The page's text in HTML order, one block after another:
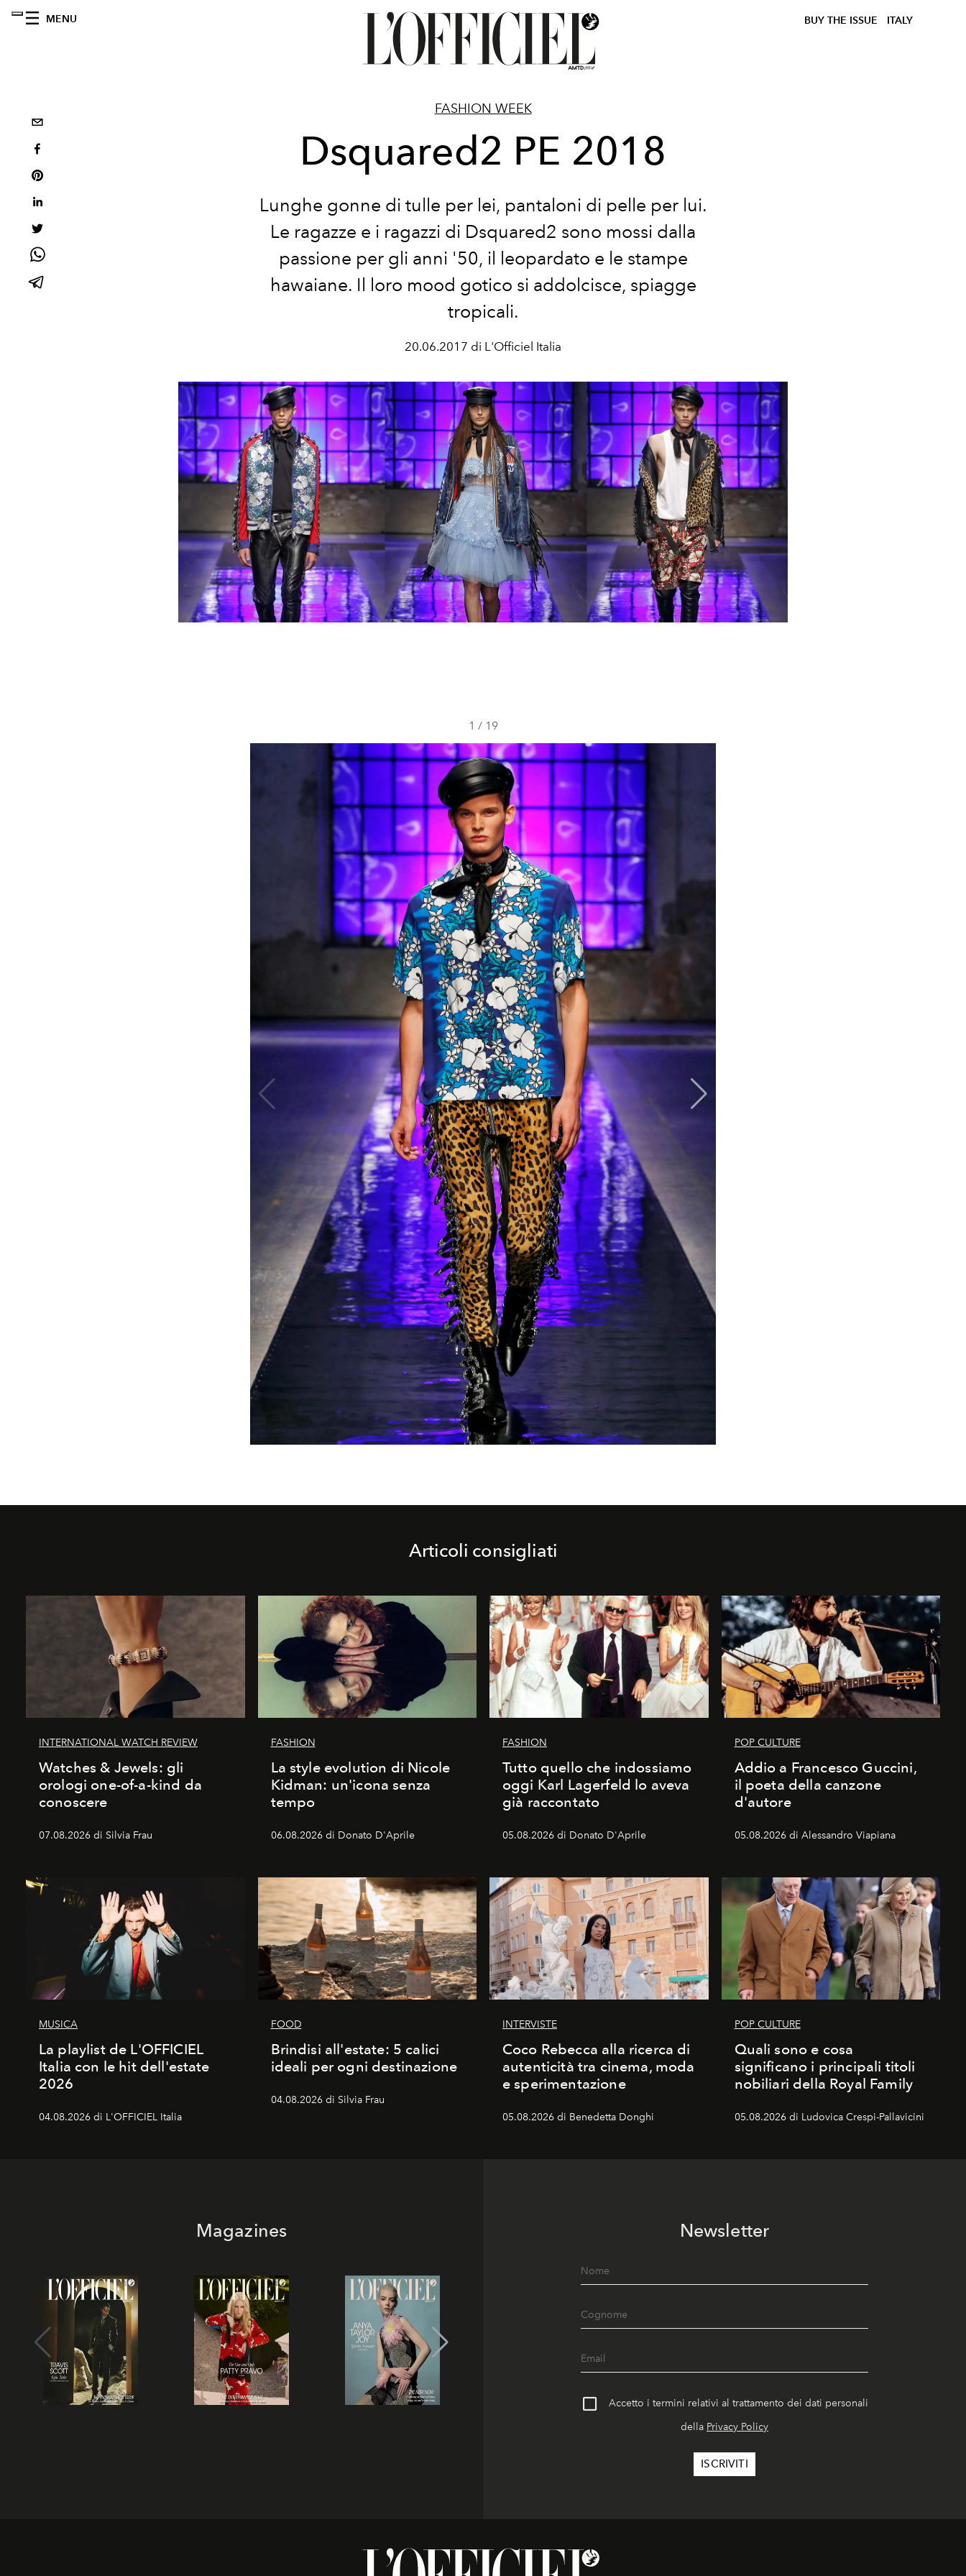
MENU BUY THE ISSUE ITALY
FASHION WEEK
Dsquared2 PE 2018
Lunghe gonne di tulle per lei, pantaloni di pelle per lui.
Le ragazze e i ragazzi di Dsquared2 sono mossi dalla
passione per gli anni '50, il leopardato e le stampe
hawaiane. Il loro mood gotico si addolcisce, spiagge
tropicali.
20.06.2017 di L'Officiel Italia
1 / 19
Articoli consigliati
INTERNATIONAL WATCH REVIEW
Watches & Jewels: gli
orologi one-of-a-kind da
conoscere
07.08.2026 di Silvia Frau
FASHION
La style evolution di Nicole
Kidman: un'icona senza
tempo
06.08.2026 di Donato D'Aprile
FASHION
Tutto quello che indossiamo
oggi Karl Lagerfeld lo aveva
già raccontato
05.08.2026 di Donato D'Aprile
POP CULTURE
Addio a Francesco Guccini,
il poeta della canzone
d'autore
05.08.2026 di Alessandro Viapiana
MUSICA
La playlist de L'OFFICIEL
Italia con le hit dell'estate
2026
04.08.2026 di L'OFFICIEL Italia
FOOD
Brindisi all'estate: 5 calici
ideali per ogni destinazione
04.08.2026 di Silvia Frau
INTERVISTE
Coco Rebecca alla ricerca di
autenticità tra cinema, moda
e sperimentazione
05.08.2026 di Benedetta Donghi
POP CULTURE
Quali sono e cosa
significano i principali titoli
nobiliari della Royal Family
05.08.2026 di Ludovica Crespi-Pallavicini
Magazines Newsletter
Accetto i termini relativi al trattamento dei dati personali
della Privacy Policy